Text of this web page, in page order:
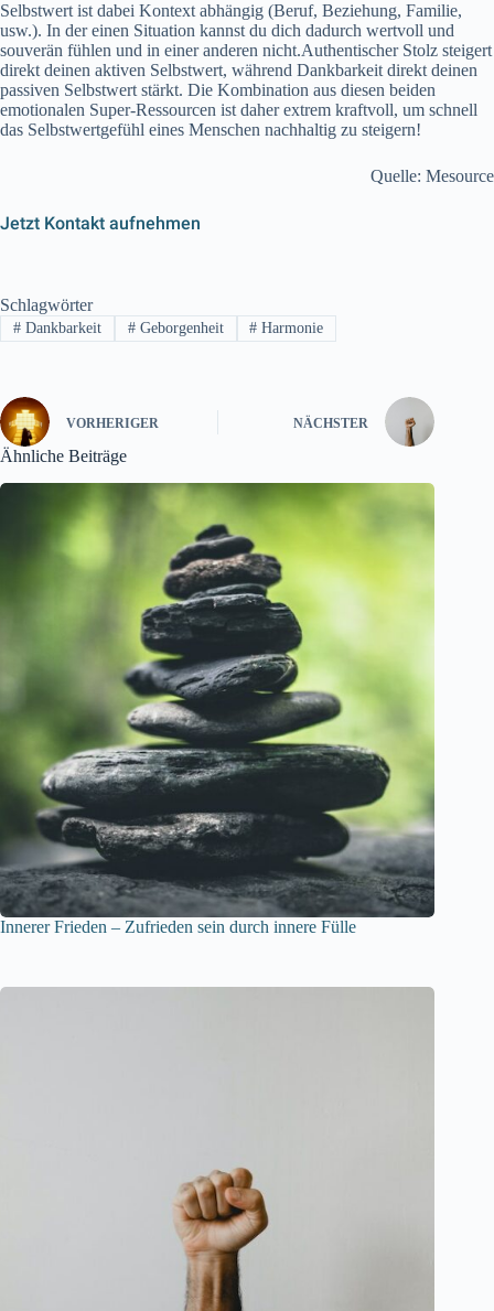
Selbstwert ist dabei Kontext abhängig (Beruf, Beziehung, Familie,
usw.). In der einen Situation kannst du dich dadurch wertvoll und
souverän fühlen und in einer anderen nicht.Authentischer Stolz steigert
direkt deinen aktiven Selbstwert, während Dankbarkeit direkt deinen
passiven Selbstwert stärkt. Die Kombination aus diesen beiden
emotionalen Super-Ressourcen ist daher extrem kraftvoll, um schnell
das Selbstwertgefühl eines Menschen nachhaltig zu steigern!
Quelle: Mesource
Jetzt Kontakt aufnehmen
Schlagwörter
#Dankbarkeit #Geborgenheit # Harmonie
VORHERIGER NÄCHSTER
Ähnliche Beiträge
Innerer Frieden – Zufrieden sein durch innere Fülle